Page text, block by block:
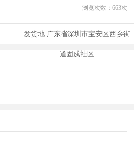
浏览次数： 663次
发货地:广东省深圳市宝安区西乡街
道固戍社区